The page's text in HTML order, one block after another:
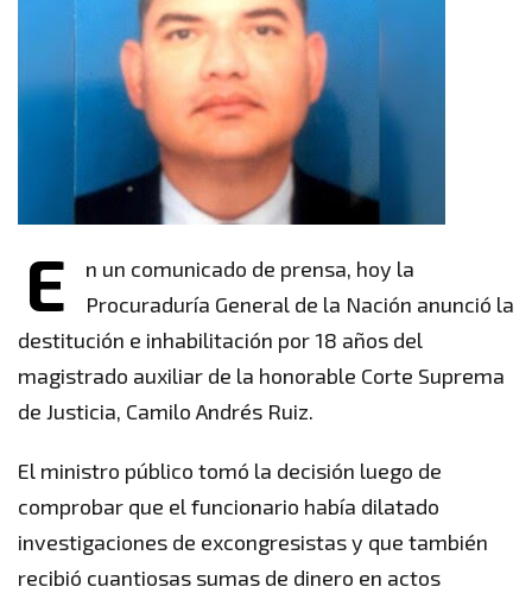
E
n un comunicado de prensa, hoy la
Procuraduría General de la Nación anunció la
destitución e inhabilitación por 18 años del
magistrado auxiliar de la honorable Corte Suprema
de Justicia, Camilo Andrés Ruiz.
El ministro público tomó la decisión luego de
comprobar que el funcionario había dilatado
investigaciones de excongresistas y que también
recibió cuantiosas sumas de dinero en actos